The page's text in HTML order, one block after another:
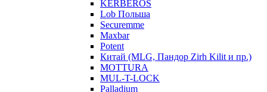
KERBEROS
Lob Польша
Securemme
Maxbar
Potent
Китай (MLG, Пандор Zirh Kilit и пр.)
MOTTURA
MUL-T-LOCK
Palladium